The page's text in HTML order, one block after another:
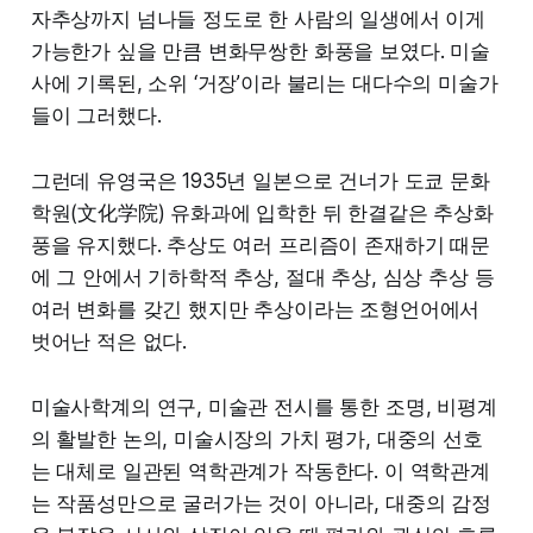
자추상까지 넘나들 정도로 한 사람의 일생에서 이게
가능한가 싶을 만큼 변화무쌍한 화풍을 보였다. 미술
사에 기록된, 소위 ‘거장’이라 불리는 대다수의 미술가
들이 그러했다.
그런데 유영국은 1935년 일본으로 건너가 도쿄 문화
학원(文化学院) 유화과에 입학한 뒤 한결같은 추상화
풍을 유지했다. 추상도 여러 프리즘이 존재하기 때문
에 그 안에서 기하학적 추상, 절대 추상, 심상 추상 등
여러 변화를 갖긴 했지만 추상이라는 조형언어에서
벗어난 적은 없다.
미술사학계의 연구, 미술관 전시를 통한 조명, 비평계
의 활발한 논의, 미술시장의 가치 평가, 대중의 선호
는 대체로 일관된 역학관계가 작동한다. 이 역학관계
는 작품성만으로 굴러가는 것이 아니라, 대중의 감정